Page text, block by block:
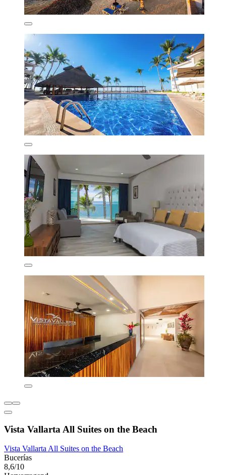
Vista Vallarta All Suites on the Beach
Vista Vallarta All Suites on the Beach
Bucerías
8,6/10